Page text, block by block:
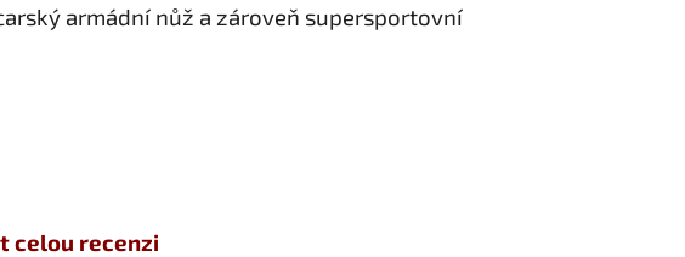
armádní nůž a zároveň supersportovní
celou recenzi